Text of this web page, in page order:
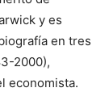
y es
en tres
2000),
economista.